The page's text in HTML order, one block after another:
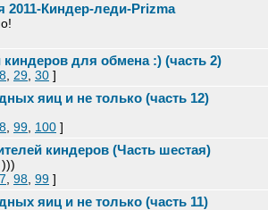
2011-Киндер-леди-Prizma
для обмена :) (часть 2)
29 30 ]
яиц и не только (часть 12)
99 100 ]
киндеров (Часть шестая)
98 99 ]
яиц и не только (часть 11)